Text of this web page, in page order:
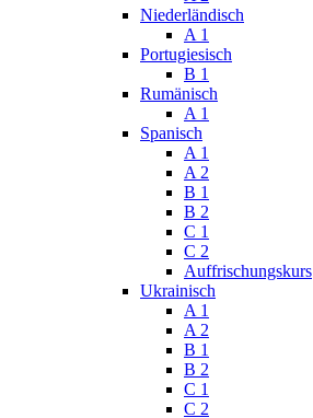
Niederländisch
A 1
Portugiesisch
B 1
Rumänisch
A 1
Spanisch
A 1
A 2
B 1
B 2
C 1
C 2
Auffrischungskurs
Ukrainisch
A 1
A 2
B 1
B 2
C 1
C 2